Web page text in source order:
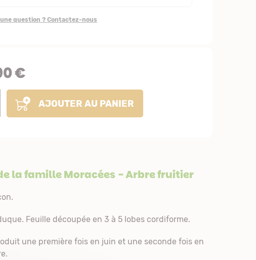
une question ? Contactez-nous
€
AJOUTER AU PANIER
la familleMoracées - Arbre fruitier
Feuille découpée en 3 à 5 lobes cordiforme.
une première fois en juin et une seconde fois en